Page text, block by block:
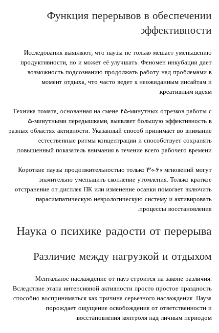
Функция перерывов в обеспечении
эффективности
Исследования выявляют, что паузы не только мешает уменьшению
продуктивности, но и может её улучшать. Феномен инкубации дает
возможность подсознанию продолжать работу над проблемами в
момент отдыха, что часто ведет к неожиданным инсайтам и
креативным идеям.
Техника томата, основанная на смене ۲۵-минутных отрезков работы с
۵-минутными передышками, выявляет большую эффективность в
разных областях активности. Указанный способ принимает во внимание
естественные ритмы концентрации и способствует сохранять
повышенный показатель внимания в течение всего рабочего времени.
Короткие паузы продолжительностью только ۳۰-۶۰ мгновений могут
значительно уменьшить скопление утомления. Только краткое
отстранение от дисплея ПК или изменение осанки помогает включить
парасимпатическую неврологическую систему и активировать
процессы восстановления.
Наука о психике радости от перерыва
Различие между нагрузкой и отдыхом
Ментальное наслаждение от пауз строится на законе различия.
Вследствие этапа интенсивной активности просто простое праздность
способно восприниматься как причина серьезного наслаждения. Пауза
порождает ощущение освобождения от ответственности и
восстановления контроля над личным периодом.